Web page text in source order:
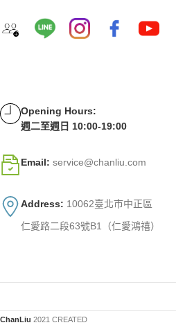
Opening Hours:
週二至週日 10:00-19:00
Email: service@chanliu.com
Address: 10062臺北市中正區
仁愛路二段63號B1（仁愛鴻禧）
ChanLiu 2021 CREATED